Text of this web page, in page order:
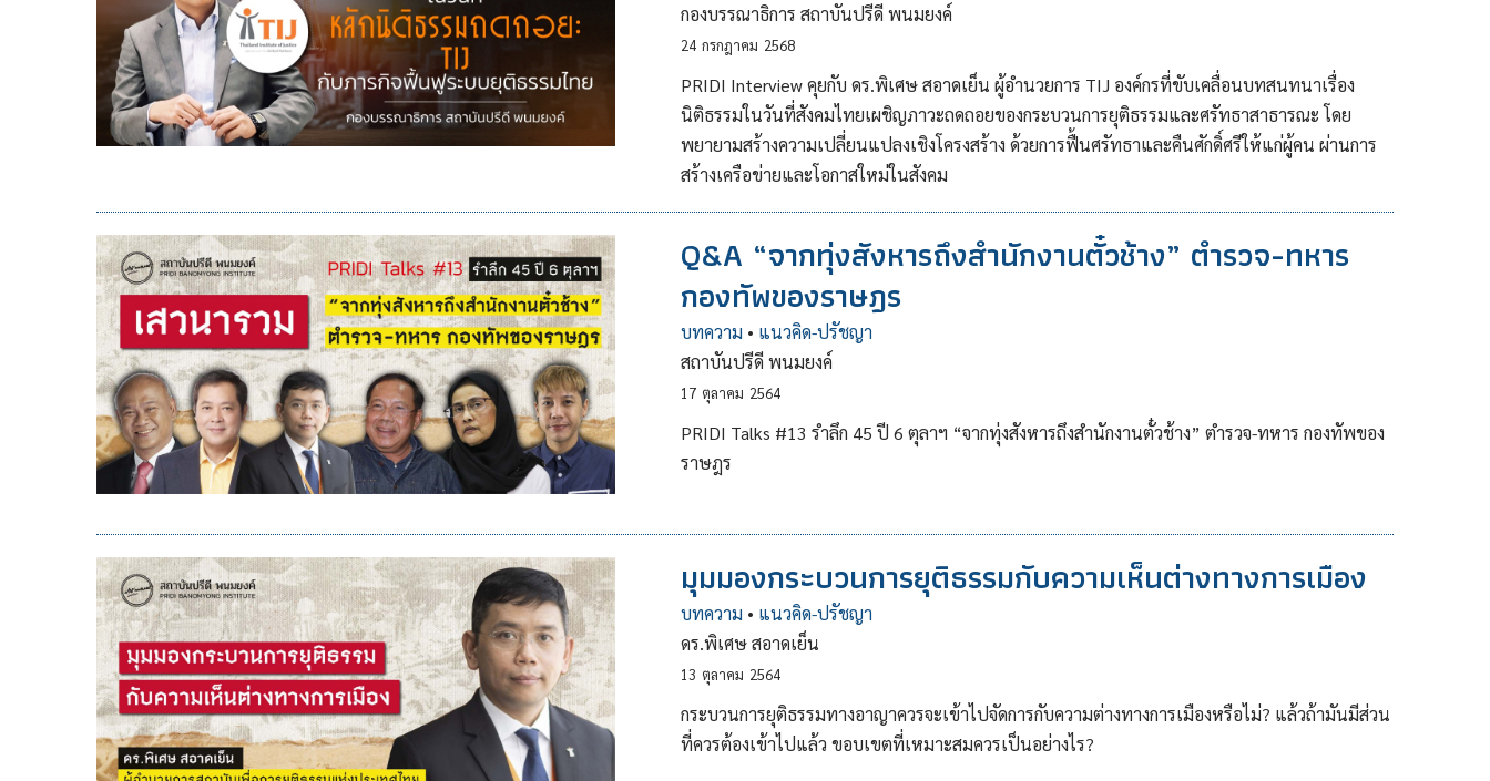
กองบรรณาธิการ สถาบันปรีดี พนมยงค์
24 กรกฎาคม 2568
PRIDI Interview คุยกับ ดร.พิเศษ สอาดเย็น ผู้อำนวยการ TIJ องค์กรที่ขับเคลื่อนบทสนทนาเรื่อง
นิติธรรมในวันที่สังคมไทยเผชิญภาวะถดถอยของกระบวนการยุติธรรมและศรัทธาสาธารณะ โดย
พยายามสร้างความเปลี่ยนแปลงเชิงโครงสร้าง ด้วยการฟื้นศรัทธาและคืนศักดิ์ศรีให้แก่ผู้คน ผ่านการ
สร้างเครือข่ายและโอกาสใหม่ในสังคม
Q&A “จากทุ่งสังหารถึงสำนักงานตั๋วช้าง” ตำรวจ-ทหาร
กองทัพของราษฎร
บทความ • แนวคิด-ปรัชญา
สถาบันปรีดี พนมยงค์
17 ตุลาคม 2564
PRIDI Talks #13 รำลึก 45 ปี 6 ตุลาฯ “จากทุ่งสังหารถึงสำนักงานตั๋วช้าง” ตำรวจ-ทหาร กองทัพของ
ราษฎร
มุมมองกระบวนการยุติธรรมกับความเห็นต่างทางการเมือง
บทความ • แนวคิด-ปรัชญา
ดร.พิเศษ สอาดเย็น
13 ตุลาคม 2564
กระบวนการยุติธรรมทางอาญาควรจะเข้าไปจัดการกับความต่างทางการเมืองหรือไม่? แล้วถ้ามันมีส่วน
ที่ควรต้องเข้าไปแล้ว ขอบเขตที่เหมาะสมควรเป็นอย่างไร?